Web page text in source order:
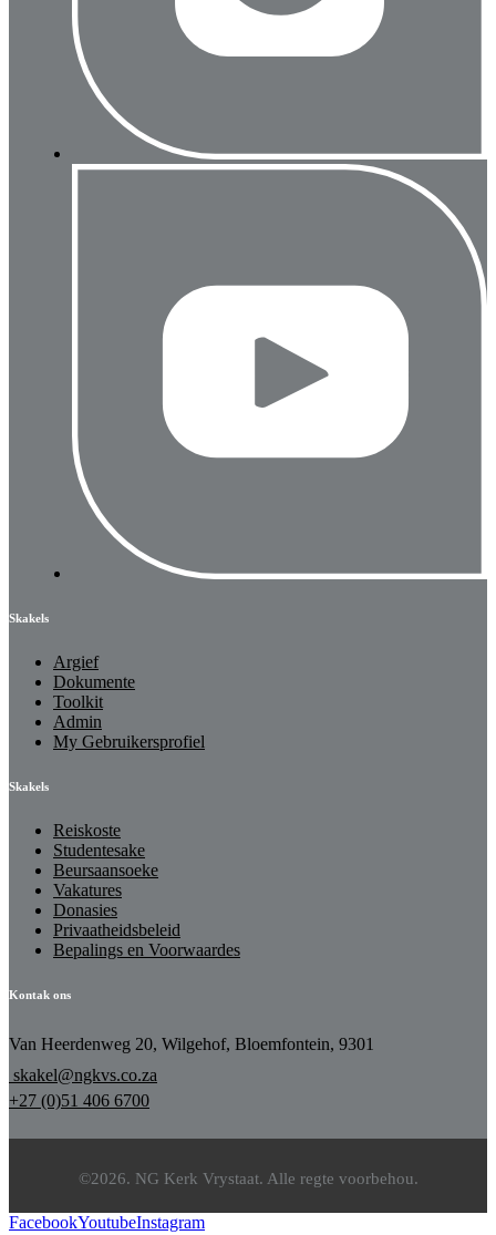
Skakels
Argief
Dokumente
Toolkit
Admin
My Gebruikersprofiel
Skakels
Reiskoste
Studentesake
Beursaansoeke
Vakatures
Donasies
Privaatheidsbeleid
Bepalings en Voorwaardes
Kontak ons
Van Heerdenweg 20, Wilgehof, Bloemfontein, 9301
skakel@ngkvs.co.za
+27 (0)51 406 6700
©2026. NG Kerk Vrystaat. Alle regte voorbehou.
FacebookYoutubeInstagram